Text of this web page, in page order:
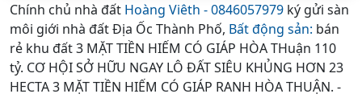
Chính chủ nhà đất Hoàng Viêth - 0846057979 ký gửi sàn
môi giới nhà đất Địa Ốc Thành Phố, Bất động sản: bán
rẻ khu đất 3 MẶT TIỀN HIẾM CÓ GIÁP HÒA THuận 110
tỷ. CƠ HỘI SỞ HỮU NGAY LÔ ĐẤT SIÊU KHỦNG HƠN 23
HECTA 3 MẶT TIỀN HIẾM CÓ GIÁP RANH HÒA THUẬN. -